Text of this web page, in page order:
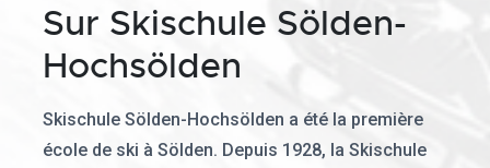
Sur Skischule Sölden-
Hochsölden
Skischule Sölden-Hochsölden a été la première
école de ski à Sölden. Depuis 1928, la Skischule